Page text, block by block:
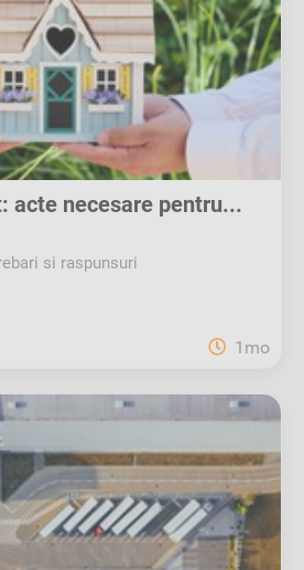
acte necesare pentru...
si raspunsuri
1mo